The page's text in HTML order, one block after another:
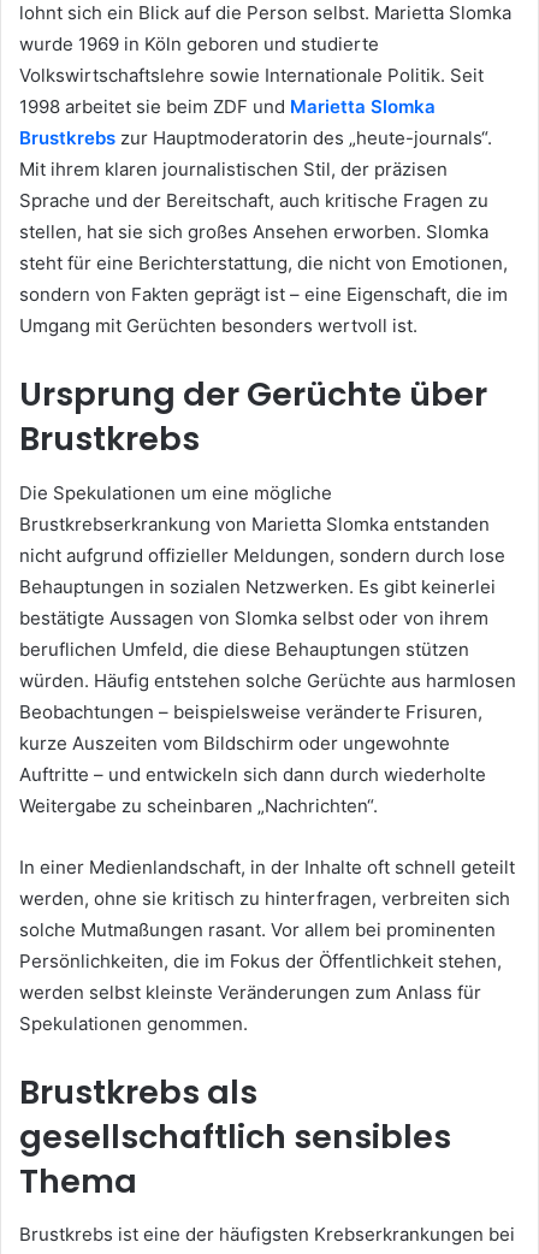
lohnt sich ein Blick auf die Person selbst. Marietta Slomka
wurde 1969 in Köln geboren und studierte
Volkswirtschaftslehre sowie Internationale Politik. Seit
1998 arbeitet sie beim ZDF und Marietta Slomka
Brustkrebs zur Hauptmoderatorin des „heute-journals“.
Mit ihrem klaren journalistischen Stil, der präzisen
Sprache und der Bereitschaft, auch kritische Fragen zu
stellen, hat sie sich großes Ansehen erworben. Slomka
steht für eine Berichterstattung, die nicht von Emotionen,
sondern von Fakten geprägt ist – eine Eigenschaft, die im
Umgang mit Gerüchten besonders wertvoll ist.
Ursprung der Gerüchte über
Brustkrebs
Die Spekulationen um eine mögliche
Brustkrebserkrankung von Marietta Slomka entstanden
nicht aufgrund offizieller Meldungen, sondern durch lose
Behauptungen in sozialen Netzwerken. Es gibt keinerlei
bestätigte Aussagen von Slomka selbst oder von ihrem
beruflichen Umfeld, die diese Behauptungen stützen
würden. Häufig entstehen solche Gerüchte aus harmlosen
Beobachtungen – beispielsweise veränderte Frisuren,
kurze Auszeiten vom Bildschirm oder ungewohnte
Auftritte – und entwickeln sich dann durch wiederholte
Weitergabe zu scheinbaren „Nachrichten“.
In einer Medienlandschaft, in der Inhalte oft schnell geteilt
werden, ohne sie kritisch zu hinterfragen, verbreiten sich
solche Mutmaßungen rasant. Vor allem bei prominenten
Persönlichkeiten, die im Fokus der Öffentlichkeit stehen,
werden selbst kleinste Veränderungen zum Anlass für
Spekulationen genommen.
Brustkrebs als
gesellschaftlich sensibles
Thema
Brustkrebs ist eine der häufigsten Krebserkrankungen bei